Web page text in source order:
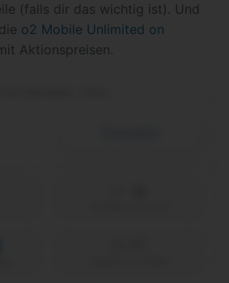
(falls dir das wichtig ist). Und
o2 Mobile Unlimited on
Aktionspreisen.